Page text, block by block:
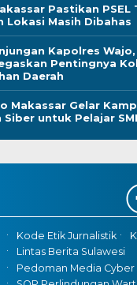
Pastikan PSEL
Lokasi Masih Dibahas
Kapolres
Pentingnya
Daerah
Makassar Gelar
Siber untuk Pelajar
Kode Etik Jurnalistik
Lintas Berita Sulawesi
Pedoman Media Cyber